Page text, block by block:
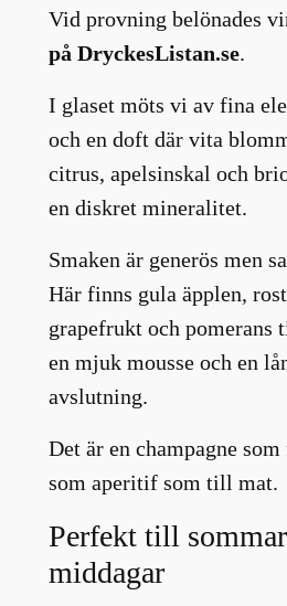
Vid provning belönades
på DryckesListan.se.
I glaset möts vi av fina
och en doft där vita
citrus, apelsinskal och
en diskret mineralitet.
Smaken är generös men
Här finns gula äpplen,
grapefrukt och pomerans
en mjuk mousse och en
avslutning.
Det är en champagne
som aperitif som till mat.
Perfekt till
middagar